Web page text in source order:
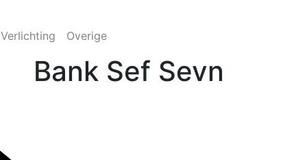
Verlichting Overige
Bank Sef Sevn